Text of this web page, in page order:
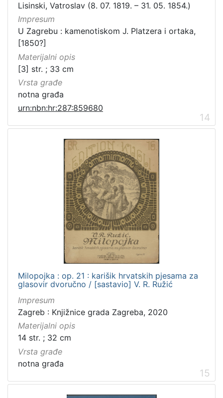
Lisinski, Vatroslav (8. 07. 1819. – 31. 05. 1854.)
Impresum
U Zagrebu : kamenotiskom J. Platzera i ortaka,
[1850?]
Materijalni opis
[3] str. ; 33 cm
Vrsta građe
notna građa
urn:nbn:hr:287:859680
14
Milopojka : op. 21 : karišik hrvatskih pjesama za
glasovir dvoručno / [sastavio] V. R. Ružić
Impresum
Zagreb : Knjižnice grada Zagreba, 2020
Materijalni opis
14 str. ; 32 cm
Vrsta građe
notna građa
15